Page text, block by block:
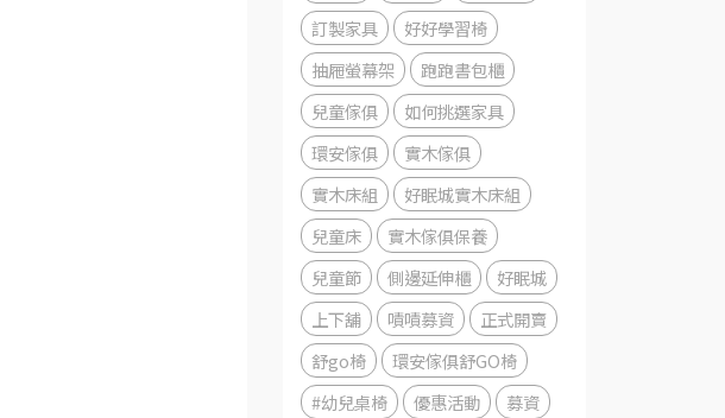
訂製家具
好好學習椅
抽屜螢幕架
跑跑書包櫃
兒童傢俱
如何挑選家具
環安傢俱
實木傢俱
實木床組
好眠城實木床組
兒童床
實木傢俱保養
兒童節
側邊延伸櫃
好眠城
上下舖
嘖嘖募資
正式開賣
舒go椅
環安傢俱舒GO椅
#幼兒桌椅
優惠活動 募資